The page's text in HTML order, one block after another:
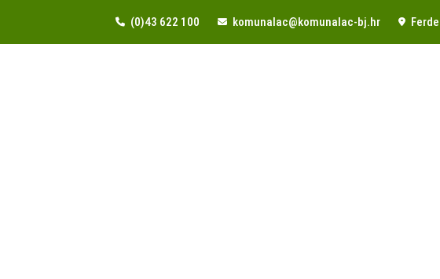
(0)43 622 100 komunalac@komunalac-bj.hr